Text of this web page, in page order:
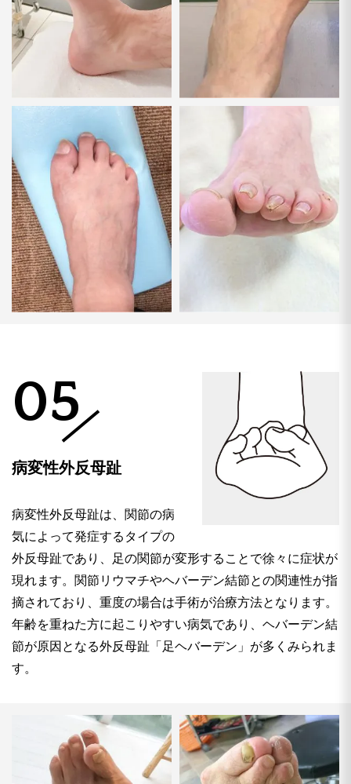
05
病変性外反母趾
病変性外反母趾は、関節の病
気によって発症するタイプの
外反母趾であり、足の関節が変形することで徐々に症状が
現れます。関節リウマチやヘバーデン結節との関連性が指
摘されており、重度の場合は手術が治療方法となります。
年齢を重ねた方に起こりやすい病気であり、ヘバーデン結
節が原因となる外反母趾「足ヘバーデン」が多くみられま
す。